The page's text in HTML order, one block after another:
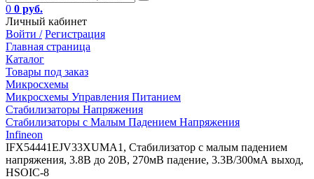
0 0 руб.
Личный кабинет
Войти / Регистрация
Главная страница
Каталог
Товары под заказ
Микросхемы
Микросхемы Управления Питанием
Стабилизаторы Напряжения
Стабилизаторы с Малым Падением Напряжения
Infineon
IFX54441EJV33XUMA1, Стабилизатор с малым падением
напряжения, 3.8В до 20В, 270мВ падение, 3.3В/300мА выход,
HSOIC-8